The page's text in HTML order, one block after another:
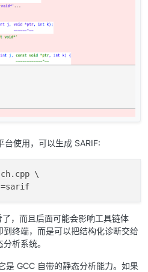
台使用，可以生成 SARIF:
\
，而且后面可能会影响工具链体
终端，而是可以把结构化诊断交给
析系统。
是 GCC 自带的静态分析能力。如果